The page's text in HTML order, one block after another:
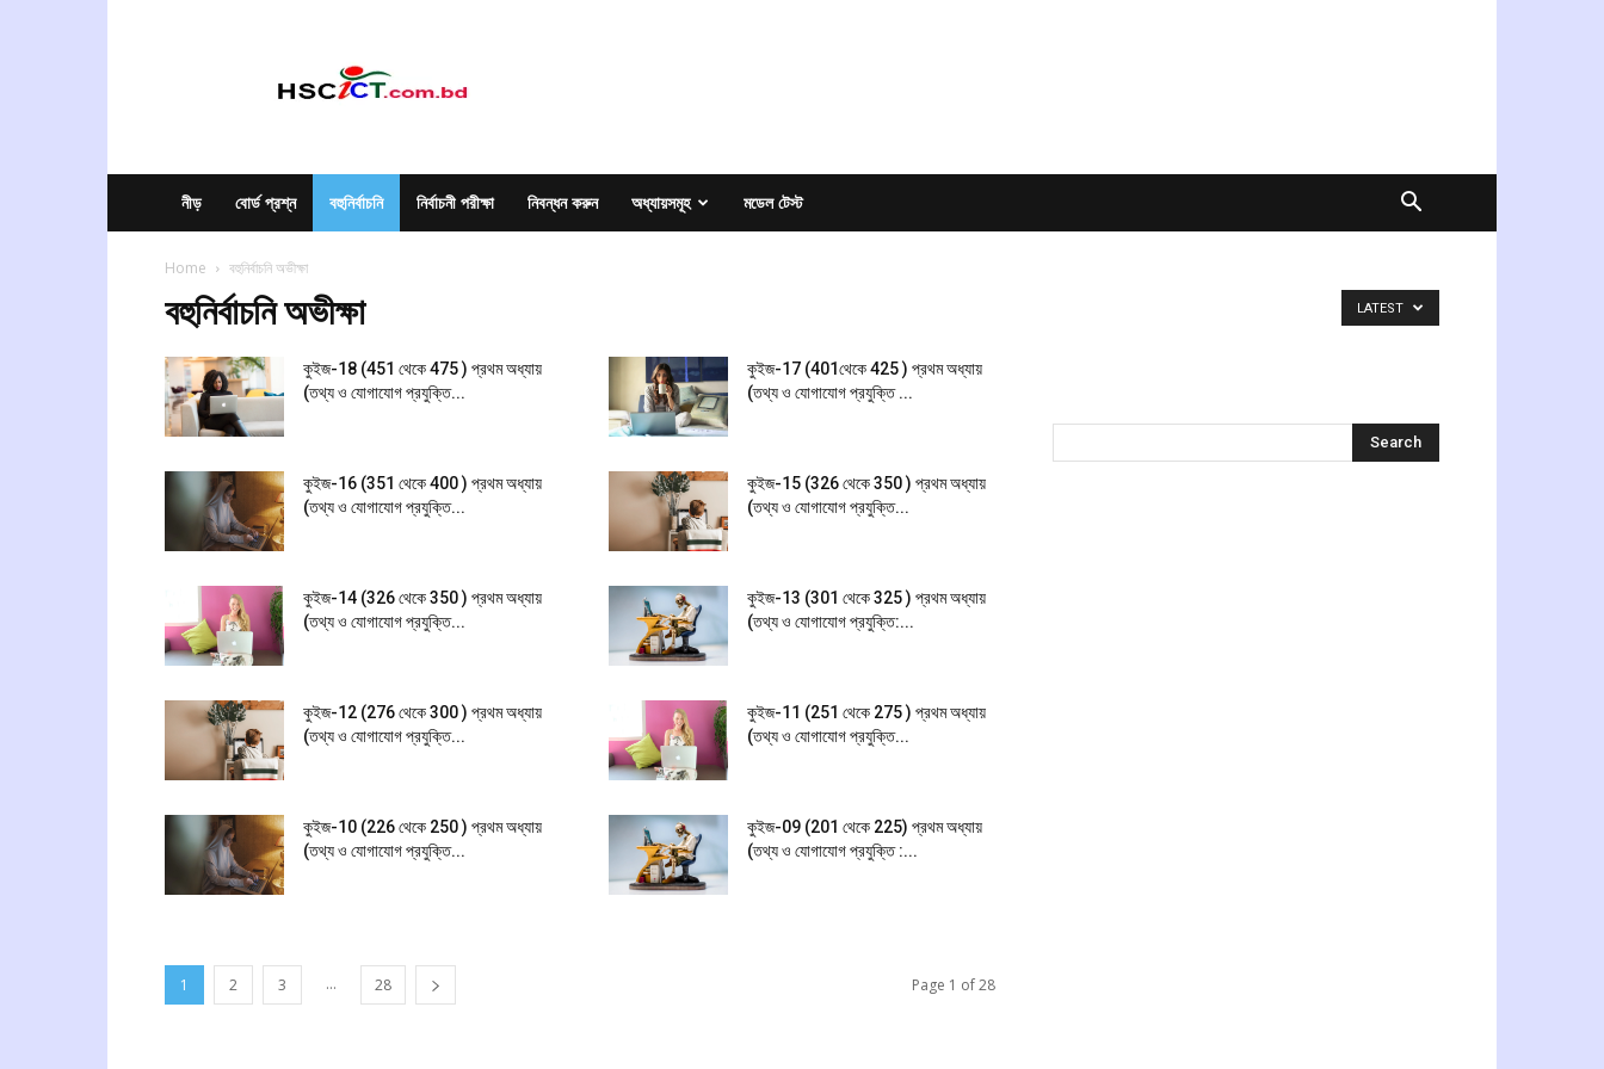
নীড় বোর্ড প্রশ্ন বহুনির্বাচনি নির্বাচনী পরীক্ষা নিবন্ধন করুন অধ্যায়সমূহ মডেল টেস্ট
Home বহুনির্বাচনি অভীক্ষা
বহুনির্বাচনি অভীক্ষা LATEST
কুইজ-18 (451 থেকে 475 ) প্রথম অধ্যায়
(তথ্য ও যোগাযোগ প্রযুক্তি...
কুইজ-17 (401থেকে 425 ) প্রথম অধ্যায়
(তথ্য ও যোগাযোগ প্রযুক্তি ...
কুইজ-16 (351 থেকে 400 ) প্রথম অধ্যায়
(তথ্য ও যোগাযোগ প্রযুক্তি...
কুইজ-15 (326 থেকে 350 ) প্রথম অধ্যায়
(তথ্য ও যোগাযোগ প্রযুক্তি...
কুইজ-14 (326 থেকে 350 ) প্রথম অধ্যায়
(তথ্য ও যোগাযোগ প্রযুক্তি...
কুইজ-13 (301 থেকে 325 ) প্রথম অধ্যায়
(তথ্য ও যোগাযোগ প্রযুক্তি:...
কুইজ-12 (276 থেকে 300 ) প্রথম অধ্যায়
(তথ্য ও যোগাযোগ প্রযুক্তি...
কুইজ-11 (251 থেকে 275 ) প্রথম অধ্যায়
(তথ্য ও যোগাযোগ প্রযুক্তি...
কুইজ-10 (226 থেকে 250 ) প্রথম অধ্যায়
(তথ্য ও যোগাযোগ প্রযুক্তি...
কুইজ-09 (201 থেকে 225) প্রথম অধ্যায়
(তথ্য ও যোগাযোগ প্রযুক্তি :...
1 2 3 ... 28 Page 1 of 28